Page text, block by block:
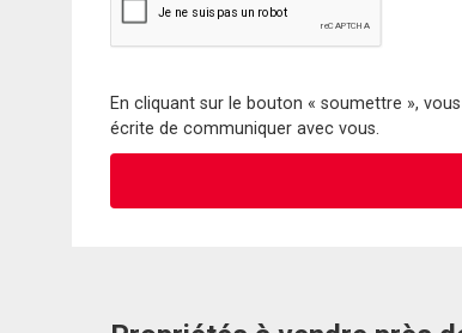
En cliquant sur le bouton « soumettre »,
écrite de communiquer avec vous.